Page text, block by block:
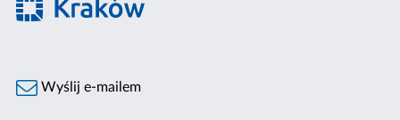
Wyślij e-mailem